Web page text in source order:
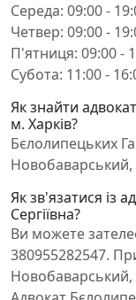
Середа: 09:00 -
Четвер: 09:00 -
П'ятниця: 09:00 -
Субота: 11:00 -
Як знайти
м. Харків?
Бєлолипецьких
Новобаварський,
Як зв'язатися із
Сергіївна?
Ви можете
380955282547.
Новобаварський,